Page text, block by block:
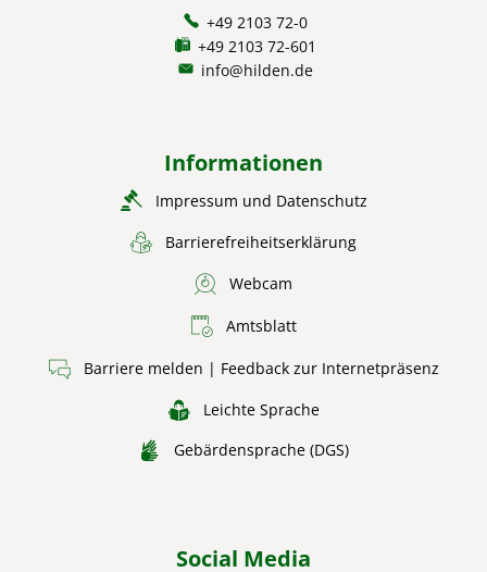
+49 2103 72-0
+49 2103 72-601
info@hilden.de
Informationen
Impressum und Datenschutz
Barrierefreiheitserklärung
Webcam
Amtsblatt
Barriere melden | Feedback zur Internetpräsenz
Leichte Sprache
Gebärdensprache (DGS)
Social Media